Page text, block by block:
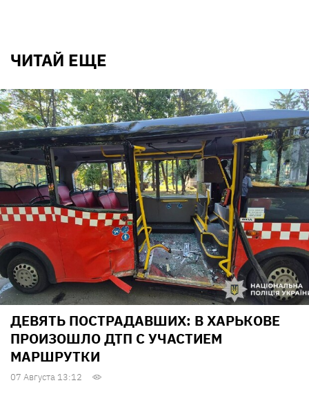
ЧИТАЙ ЕЩЕ
ДЕВЯТЬ ПОСТРАДАВШИХ: В ХАРЬКОВЕ
ПРОИЗОШЛО ДТП С УЧАСТИЕМ
МАРШРУТКИ
07 Августа 13:12